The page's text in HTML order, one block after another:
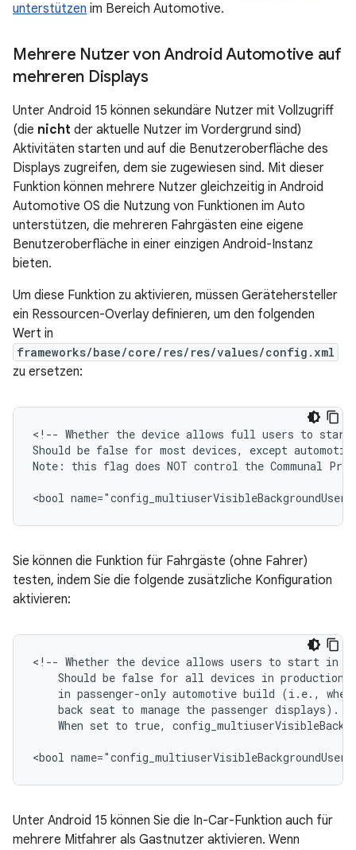
unterstützen im Bereich Automotive.
Mehrere Nutzer von Android Automotive auf
mehreren Displays
Unter Android 15 können sekundäre Nutzer mit Vollzugriff
(die nicht der aktuelle Nutzer im Vordergrund sind)
Aktivitäten starten und auf die Benutzeroberfläche des
Displays zugreifen, dem sie zugewiesen sind. Mit dieser
Funktion können mehrere Nutzer gleichzeitig in Android
Automotive OS die Nutzung von Funktionen im Auto
unterstützen, die mehreren Fahrgästen eine eigene
Benutzeroberfläche in einer einzigen Android-Instanz
bieten.
Um diese Funktion zu aktivieren, müssen Gerätehersteller
ein Ressourcen-Overlay definieren, um den folgenden
Wert in
frameworks/base/core/res/res/values/config.xml
zu ersetzen:
<!-- Whether the device allows full users to start
Should be false for most devices, except
Note: this flag does NOT control the Communal
<bool
Sie können die Funktion für Fahrgäste (ohne Fahrer)
testen, indem Sie die folgende zusätzliche Konfiguration
aktivieren:
<!-- Whether the device allows users to start in
Should be false for all devices in
in passenger-only automotive build (i.e.,
    back seat to manage the passenger displays).
When set to true,
<bool
Unter Android 15 können Sie die In-Car-Funktion auch für
mehrere Mitfahrer als Gastnutzer aktivieren. Wenn